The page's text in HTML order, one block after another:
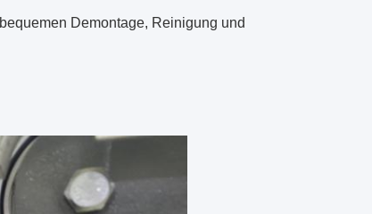
Demontage, Reinigung und